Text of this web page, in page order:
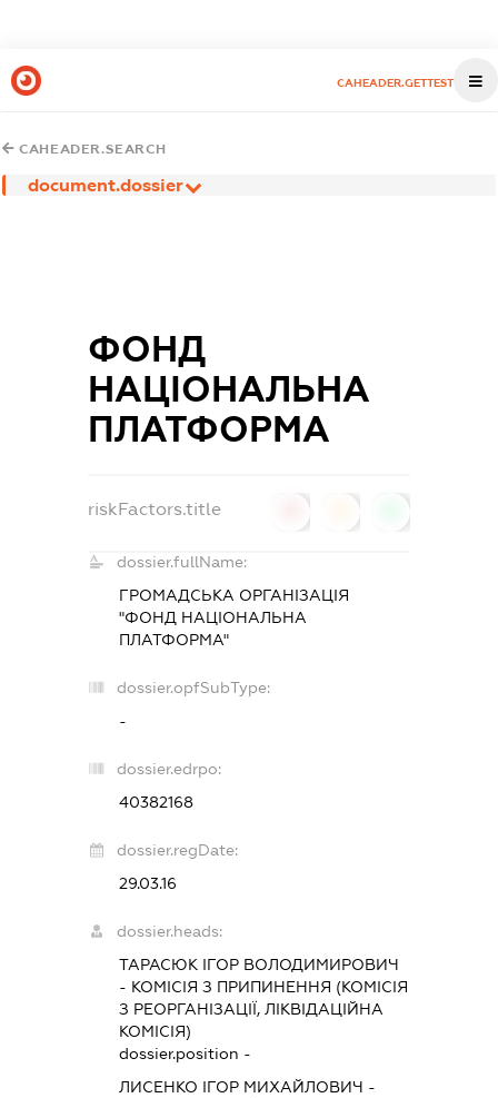
CAHEADER.GETTEST
CAHEADER.SEARCH
document.dossier
ФОНД
НАЦІОНАЛЬНА
ПЛАТФОРМА
riskFactors.title
dossier.fullName:
ГРОМАДСЬКА ОРГАНІЗАЦІЯ
"ФОНД НАЦІОНАЛЬНА
ПЛАТФОРМА"
dossier.opfSubType:
-
dossier.edrpo:
40382168
dossier.regDate:
29.03.16
dossier.heads:
ТАРАСЮК ІГОР ВОЛОДИМИРОВИЧ
- КОМІСІЯ З ПРИПИНЕННЯ (КОМІСІЯ
З РЕОРГАНІЗАЦІЇ, ЛІКВІДАЦІЙНА
КОМІСІЯ)
dossier.position -
ЛИСЕНКО ІГОР МИХАЙЛОВИЧ -